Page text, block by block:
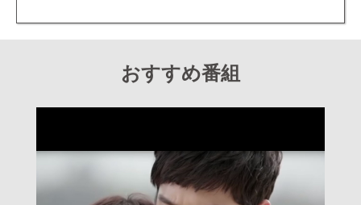
おすすめ番組